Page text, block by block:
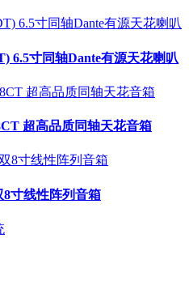
6.5寸同轴Dante有源天花喇叭
超高品质同轴天花音箱
寸线性阵列音箱